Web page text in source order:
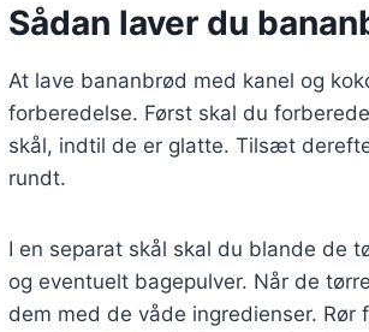
Sådan laver du
At lave bananbrød med kanel og
forberedelse. Først skal du
skål, indtil de er glatte. Tilsæt
rundt.
I en separat skål skal du blande de
og eventuelt bagepulver. Når de
dem med de våde ingredienser.